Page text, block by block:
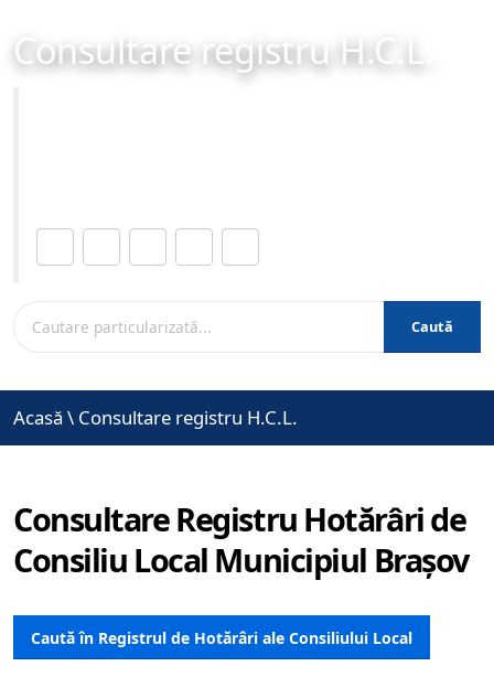
Consultare registru H.C.L.
Caută
Acasă \ Consultare registru H.C.L.
Consultare Registru Hotărâri de
Consiliu Local Municipiul Brașov
Caută în Registrul de Hotărâri ale Consiliului Local